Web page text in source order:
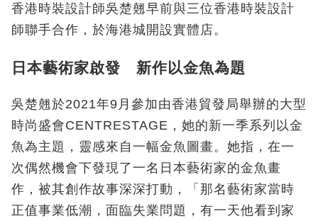
香港時裝設計師吳楚翹早前與三位香港時裝設計
師聯手合作，於海港城開設實體店。
日本藝術家啟發 新作以金魚為題
吳楚翹於2021年9月參加由香港貿發局舉辦的大型
時尚盛會CENTRESTAGE，她的新一季系列以金
魚為主題，靈感來自一幅金魚圖畫。她指，在一
次偶然機會下發現了一名日本藝術家的金魚畫
作，被其創作故事深深打動，「那名藝術家當時
正值事業低潮，面臨失業問題，有一天他看到家